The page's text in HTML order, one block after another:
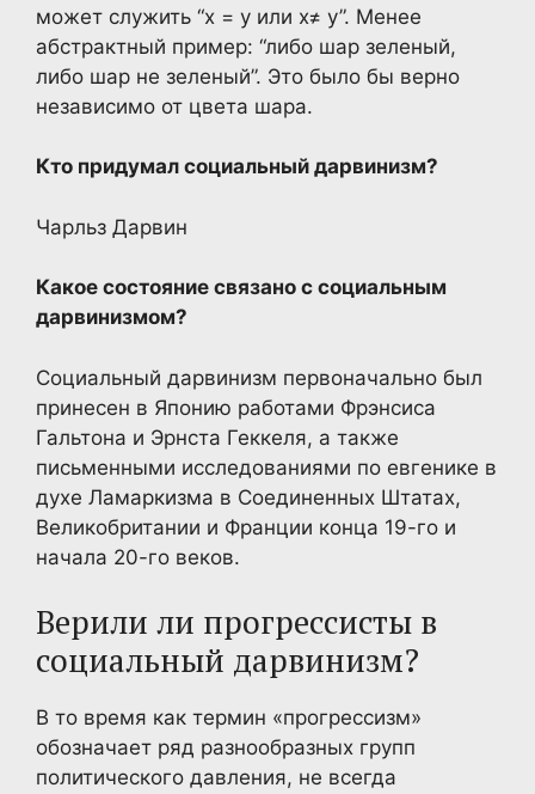
может служить “x = y или x≠ y”. Менее
абстрактный пример: “либо шар зеленый,
либо шар не зеленый”. Это было бы верно
независимо от цвета шара.
Кто придумал социальный дарвинизм?
Чарльз Дарвин
Какое состояние связано с социальным
дарвинизмом?
Социальный дарвинизм первоначально был
принесен в Японию работами Фрэнсиса
Гальтона и Эрнста Геккеля, а также
письменными исследованиями по евгенике в
духе Ламаркизма в Соединенных Штатах,
Великобритании и Франции конца 19-го и
начала 20-го веков.
Верили ли прогрессисты в
социальный дарвинизм?
В то время как термин «прогрессизм»
обозначает ряд разнообразных групп
политического давления, не всегда